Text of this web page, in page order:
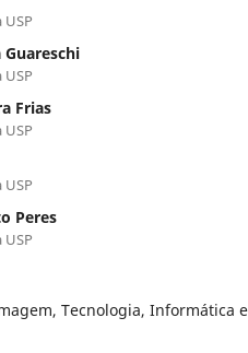
Guareschi
Frias
Peres
Tecnologia, Informática